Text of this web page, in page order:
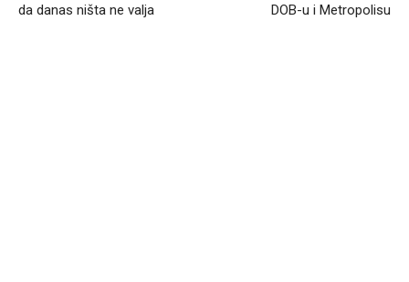
da danas ništa ne valja
DOB-u i Metropolisu